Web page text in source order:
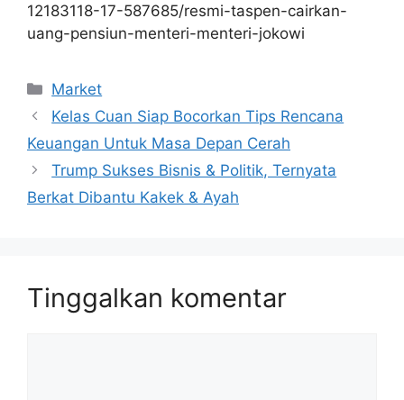
12183118-17-587685/resmi-taspen-cairkan-
uang-pensiun-menteri-menteri-jokowi
Kategori
Market
Kelas Cuan Siap Bocorkan Tips Rencana
Keuangan Untuk Masa Depan Cerah
Trump Sukses Bisnis & Politik, Ternyata
Berkat Dibantu Kakek & Ayah
Tinggalkan komentar